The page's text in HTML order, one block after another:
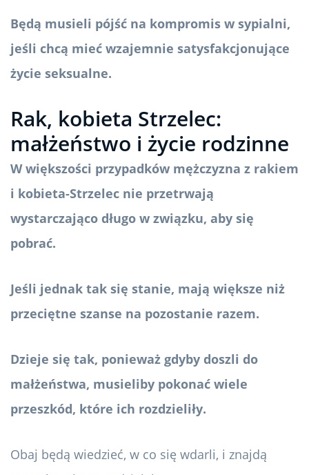
Będą musieli pójść na kompromis w sypialni,
jeśli chcą mieć wzajemnie satysfakcjonujące
życie seksualne.
Rak, kobieta Strzelec:
małżeństwo i życie rodzinne
W większości przypadków mężczyzna z rakiem
i kobieta-Strzelec nie przetrwają
wystarczająco długo w związku, aby się
pobrać.
Jeśli jednak tak się stanie, mają większe niż
przeciętne szanse na pozostanie razem.
Dzieje się tak, ponieważ gdyby doszli do
małżeństwa, musieliby pokonać wiele
przeszkód, które ich rozdzieliły.
Obaj będą wiedzieć, w co się wdarli, i znajdą